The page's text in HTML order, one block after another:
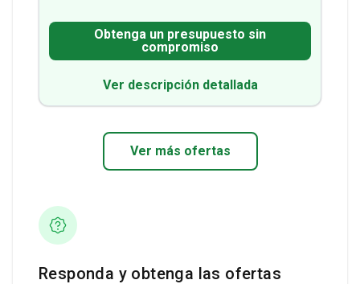
Obtenga un presupuesto sin
compromiso
Ver descripción detallada
Ver más ofertas
Responda y obtenga las ofertas